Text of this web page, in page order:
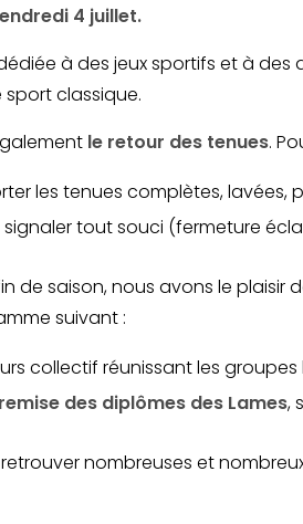
4 juillet.
à des jeux sportifs et à des
classique.
le retour des tenues.
les tenues complètes, lavées,
signaler tout souci (fermeture
de saison, nous avons le plaisir
suivant :
collectif réunissant les
remise des diplômes des Lames,
nombreuses et